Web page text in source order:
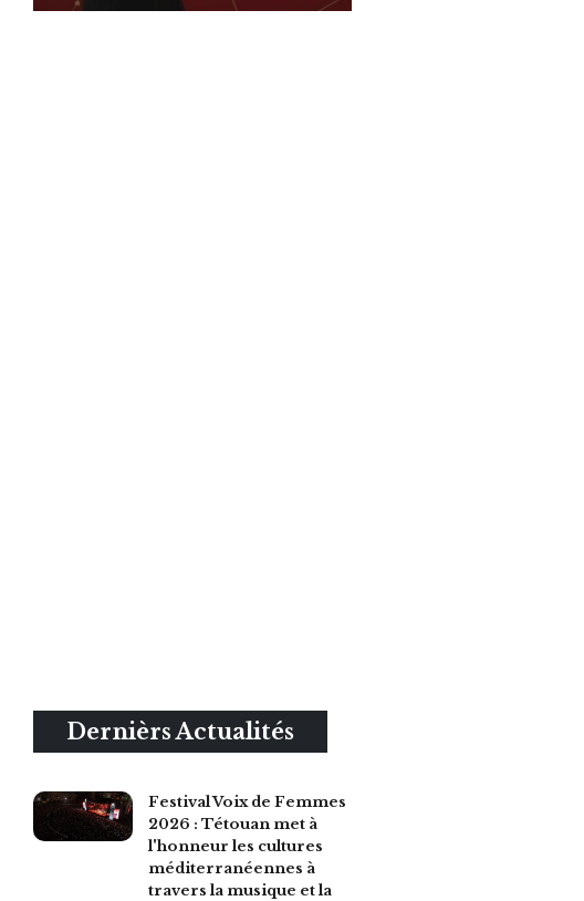
Dernièrs Actualités
Festival Voix de Femmes
2026 : Tétouan met à
l'honneur les cultures
méditerranéennes à
travers la musique et la